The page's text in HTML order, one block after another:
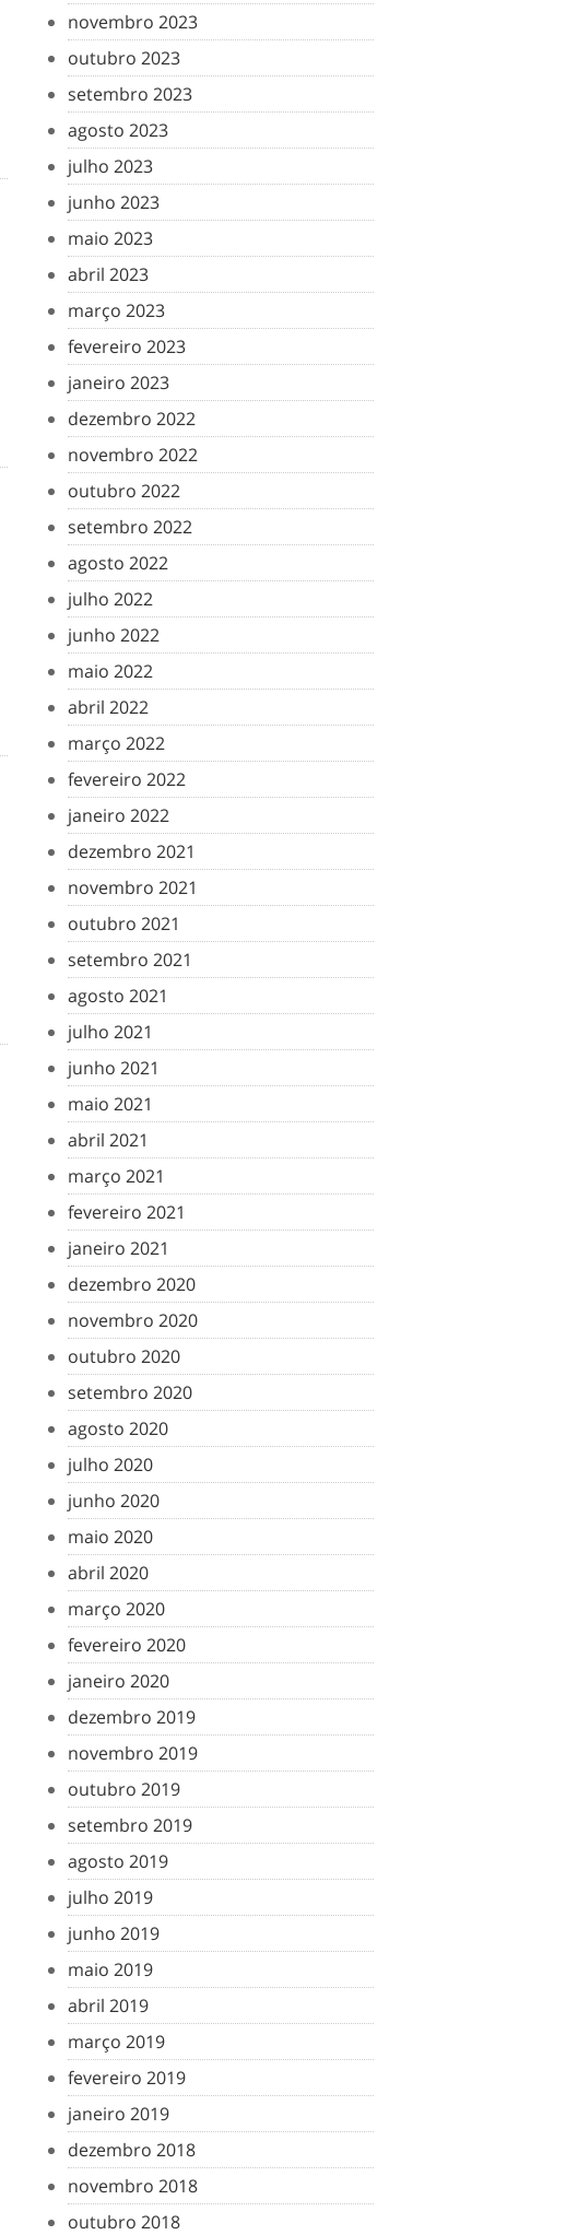
novembro 2023
outubro 2023
setembro 2023
agosto 2023
julho 2023
junho 2023
maio 2023
abril 2023
março 2023
fevereiro 2023
janeiro 2023
dezembro 2022
novembro 2022
outubro 2022
setembro 2022
agosto 2022
julho 2022
junho 2022
maio 2022
abril 2022
março 2022
fevereiro 2022
janeiro 2022
dezembro 2021
novembro 2021
outubro 2021
setembro 2021
agosto 2021
julho 2021
junho 2021
maio 2021
abril 2021
março 2021
fevereiro 2021
janeiro 2021
dezembro 2020
novembro 2020
outubro 2020
setembro 2020
agosto 2020
julho 2020
junho 2020
maio 2020
abril 2020
março 2020
fevereiro 2020
janeiro 2020
dezembro 2019
novembro 2019
outubro 2019
setembro 2019
agosto 2019
julho 2019
junho 2019
maio 2019
abril 2019
março 2019
fevereiro 2019
janeiro 2019
dezembro 2018
novembro 2018
outubro 2018